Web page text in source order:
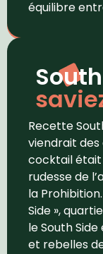
équilibre
Recette
viendrait des
cocktail
rudesse de
la
Side »,
le South
et rebelles